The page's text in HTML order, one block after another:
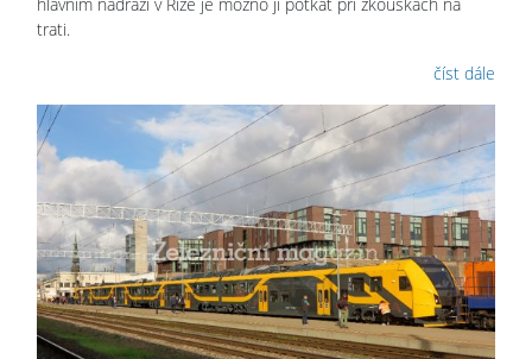
hlavním nádraží v Rize je možno ji potkat při zkouškách na
trati.
číst dále